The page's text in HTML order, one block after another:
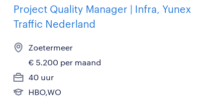
Project Quality Manager | Infra, Yunex
Traffic Nederland
Zoetermeer
€ 5.200 per maand
40 uur
HBO,WO